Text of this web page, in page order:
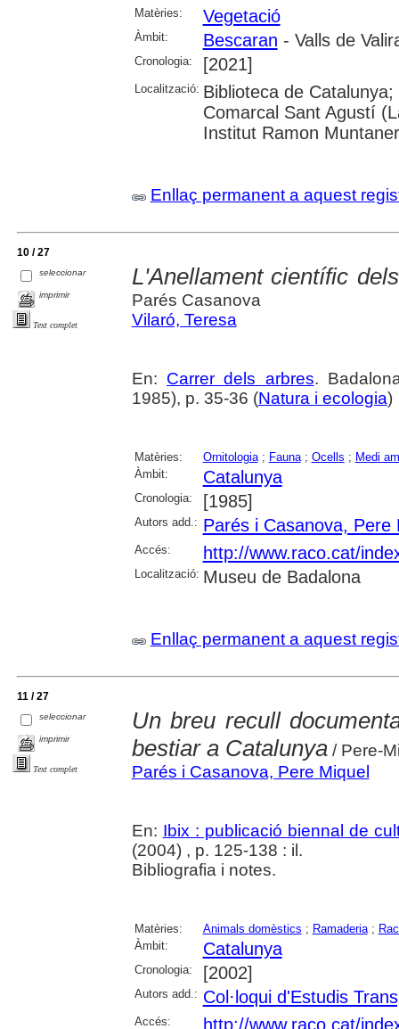
Matèries: Vegetació
Àmbit: Bescaran - Valls de
Cronologia: [2021]
Localització: Biblioteca de
Comarcal Sant Agustí
Institut Ramon
Enllaç permanent a aquest
10 / 27
seleccionar
imprimir
Text complet
L'Anellament científic
Parés Casanova
Vilaró, Teresa
En: Carrer dels arbres.
1985), p. 35-36 (Natura i ecologia)
Matèries: Ornitologia; Fauna; Ocells ; Medi
Àmbit:
Catalunya
Cronologia: [1985]
Autors add.: Parés i Casanova, Pere
Accés: http://www.raco.cat/
Localització: Museu de Badalona
Enllaç permanent a aquest
11 / 27
seleccionar
imprimir
Text complet
Un breu recull
bestiar a Catalunya/ Pere-
Parés i Casanova, Pere Miquel
En: Ibix : publicació biennal de
(2004) , p. 125-138 : il.
Bibliografia i notes.
Matèries: Animals domèstics ; Ramaderia;
Àmbit:
Catalunya
Cronologia: [2002]
Autors add.: Col·loqui d'Estudis
Accés: http://www.raco.cat/